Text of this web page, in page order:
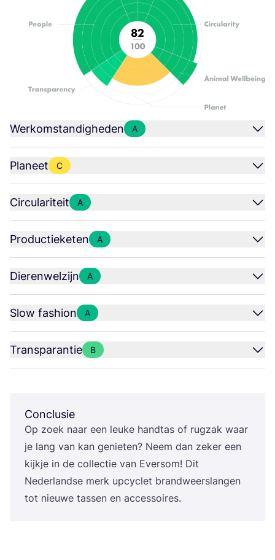
Werkomstandigheden A
Planeet C
Circulariteit A
Productieketen A
Dierenwelzijn A
Slow fashion A
Transparantie B
Conclusie
Op zoek naar een leu­ke hand­tas of rug­zak waar
je lang van kan genie­ten? Neem dan zeker een
kijk­je in de col­lec­tie van Ever­som! Dit
Neder­land­se merk upcy­clet brand­weerslan­gen
tot nieu­we tas­sen en accessoires.